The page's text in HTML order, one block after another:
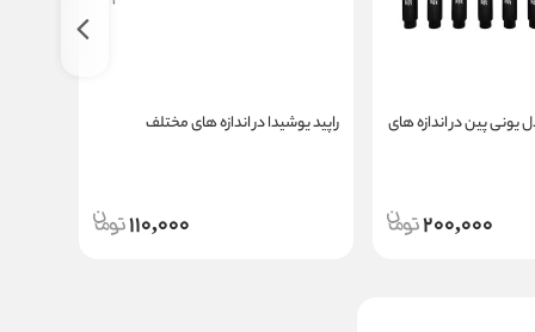
یونی پین در اندازه های
200,000
راپید یوشیدا در اندازه های مختلف
110,000